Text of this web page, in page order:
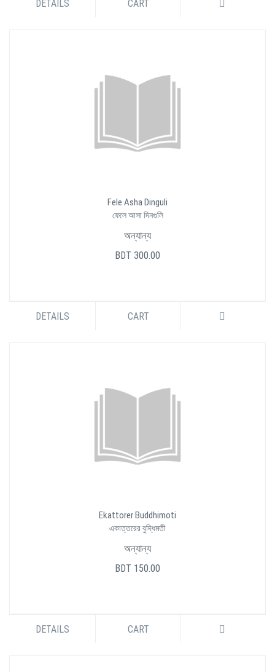
DETAILS CART
Fele Asha Dinguli
ফেলে আসা দিনগুলি
অন্যান্য
BDT 300.00
DETAILS CART
Ekattorer Buddhimoti
একাত্তরের বুদ্ধিমতী
অন্যান্য
BDT 150.00
DETAILS CART